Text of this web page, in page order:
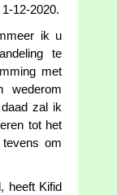
12-2020.
ik u
te
met
wederom
zal ik
tot het
om
heeft Kifid